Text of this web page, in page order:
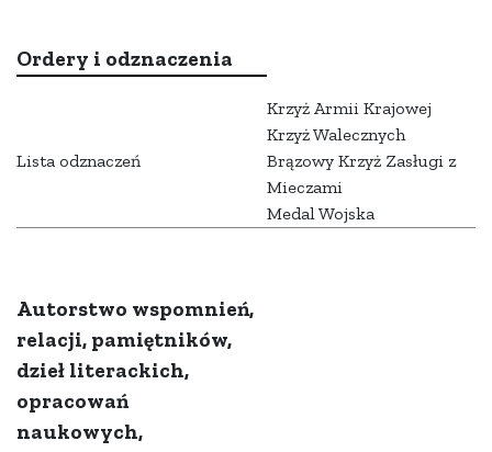
Ordery i odznaczenia
Lista odznaczeń
Krzyż Armii Krajowej
Krzyż Walecznych
Brązowy Krzyż Zasługi z
Mieczami
Medal Wojska
Autorstwo wspomnień,
relacji, pamiętników,
dzieł literackich,
opracowań
naukowych,